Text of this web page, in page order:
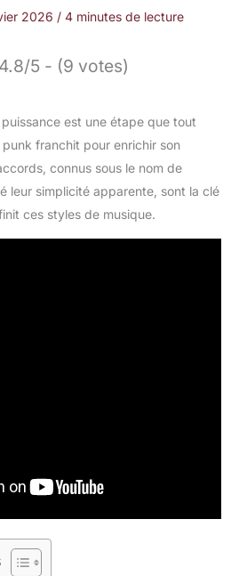
2026 / 4 minutes de lecture
4.8/5 - (9 votes)
est une étape que tout
franchit pour enrichir son
connus sous le nom de
leur simplicité apparente, sont la clé
ces styles de musique.